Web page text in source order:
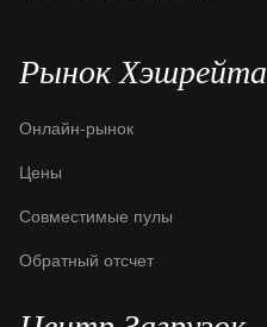
Рынок Хэшрейта
Онлайн-рынок
Цены
Совместимые пулы
Обратный отсчет